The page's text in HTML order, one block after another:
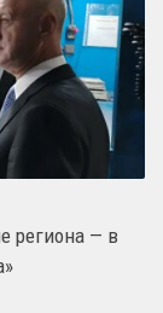
региона — в